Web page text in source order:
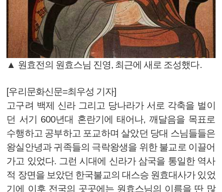
▲ 원효전의 원효스님 진영, 최근에 새로 조성했다.
[우리문화신문=최우성 기자]
고구려 백제 신라 그리고 당나라가 서로 각축을 벌이
던 서기 600년대 혼란기에 태어나, 깨달음을 목표로
수행하고 공부하고 포교하며 살았던 당대 스님들들은
왕실안녕과 귀족들의 극락왕생을 위한 불교로 이끌어
가고 있었다. 그런 시대에 신라가 삼국을 통일한 역사
적 장면을 보았던 한국불교의 대스승 원효대사가 있었
기에 이후 전국의 곳곳에는 원효스님의 이름을 딴 많